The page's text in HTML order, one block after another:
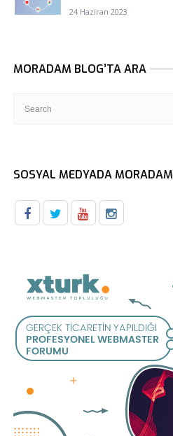
24 Haziran 2023
MORADAM BLOG’TA ARA
SOSYAL MEDYADA MORADAM